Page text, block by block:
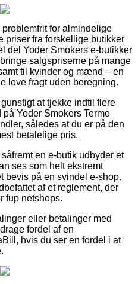
for almindelige
priser fra forskellige butikker
del Yoder Smokers e-butikker
salgspriserne på mange
til kvinder og mænd – en
love fragt uden beregning.
at tjekke indtil flere
Yoder Smokers Termo
således at du er på den
betalelige pris.
en e-butik udbyder et
ses som helt ekstremt
bevis på en svindel e-shop.
af et reglement, der
fup netshops.
eller betalinger med
fordel af en
hvis du ser en fordel i at